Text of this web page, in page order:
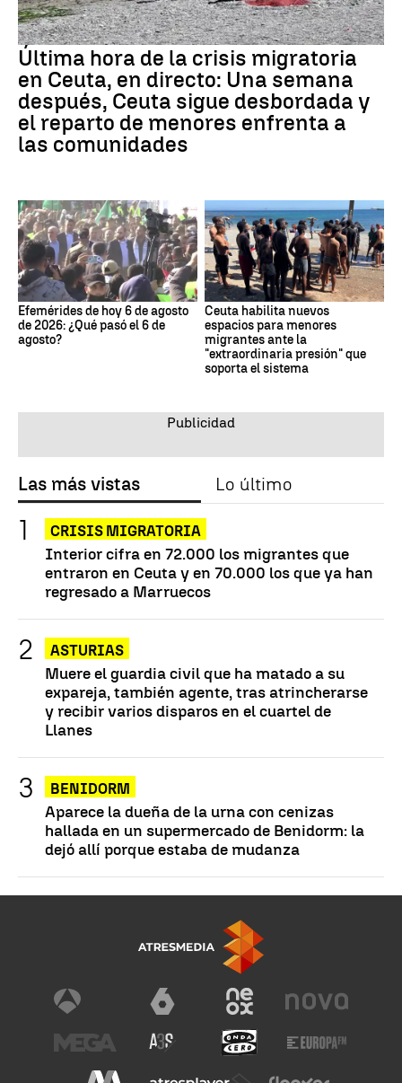
Última hora de la crisis migratoria
en Ceuta, en directo: Una semana
después, Ceuta sigue desbordada y
el reparto de menores enfrenta a
las comunidades
Efemérides de hoy 6 de agosto
de 2026: ¿Qué pasó el 6 de
agosto?
Ceuta habilita nuevos
espacios para menores
migrantes ante la
"extraordinaria presión" que
soporta el sistema
Las más vistas Lo último
CRISIS MIGRATORIA
Interior cifra en 72.000 los migrantes que
entraron en Ceuta y en 70.000 los que ya han
regresado a Marruecos
ASTURIAS
Muere el guardia civil que ha matado a su
expareja, también agente, tras atrincherarse
y recibir varios disparos en el cuartel de
Llanes
BENIDORM
Aparece la dueña de la urna con cenizas
hallada en un supermercado de Benidorm: la
dejó allí porque estaba de mudanza